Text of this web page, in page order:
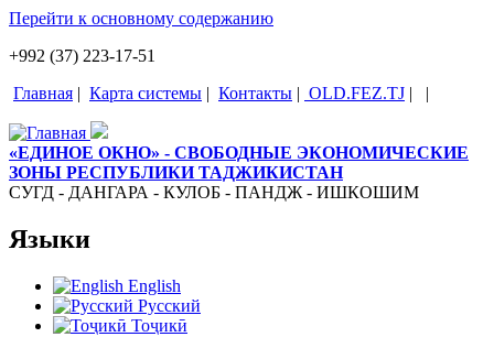
Перейти к основному содержанию
+992 (37) 223-17-51
Главная | Карта системы | Контакты | OLD.FEZ.TJ | |
«ЕДИНОЕ ОКНО» - СВОБОДНЫЕ ЭКОНОМИЧЕСКИЕ
ЗОНЫ РЕСПУБЛИКИ ТАДЖИКИСТАН
СУГД - ДАНГАРА - КУЛОБ - ПАНДЖ - ИШКОШИМ
Языки
English
Русский
Тоҷикӣ